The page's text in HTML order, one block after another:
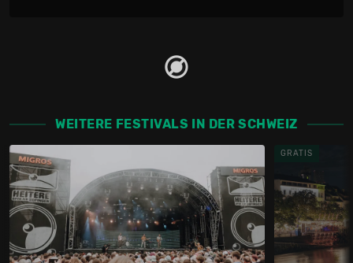
WEITERE FESTIVALS IN DER SCHWEIZ
GRATIS